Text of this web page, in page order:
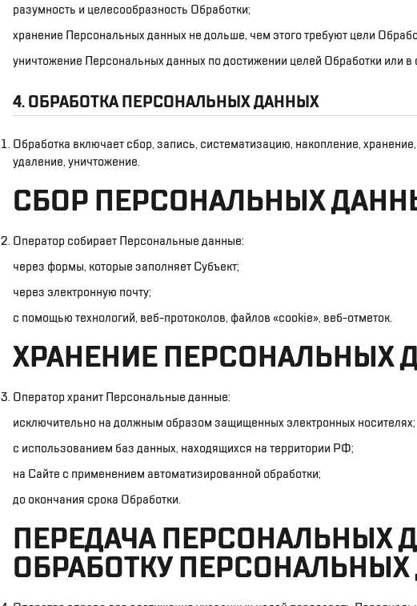
разумность и целесообразность Обработки;
хранение Персональных данных не дольше, чем этого требуют цели
уничтожение Персональных данных по достижении целей Обработки или
4. ОБРАБОТКА ПЕРСОНАЛЬНЫХ ДАННЫХ
Обработка включает сбор, запись, систематизацию, накопление,
удаление, уничтожение.
СБОР ПЕРСОНАЛЬНЫХ
Оператор собирает Персональные данные:
через формы, которые заполняет Субъект;
через электронную почту;
с помощью технологий, веб-протоколов, файлов «cookie», веб-отметок.
ХРАНЕНИЕ ПЕРСОНАЛЬНЫХ
Оператор хранит Персональные данные:
исключительно на должным образом защищенных электронных носителях;
с использованием баз данных, находящихся на территории РФ;
на Сайте с применением автоматизированной обработки;
до окончания срока Обработки.
ПЕРЕДАЧА ПЕРСОНАЛЬНЫХ
ОБРАБОТКУ